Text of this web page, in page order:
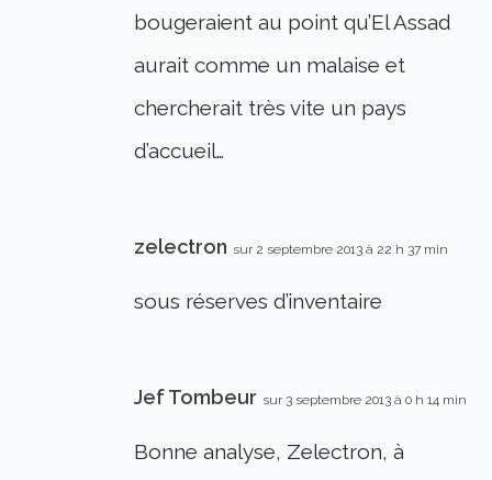
bougeraient au point qu’El Assad
aurait comme un malaise et
chercherait très vite un pays
d’accueil…
zelectron sur 2 septembre 2013 à 22 h 37 min
sous réserves d’inventaire
Jef Tombeur sur 3 septembre 2013 à 0 h 14 min
Bonne analyse, Zelectron, à